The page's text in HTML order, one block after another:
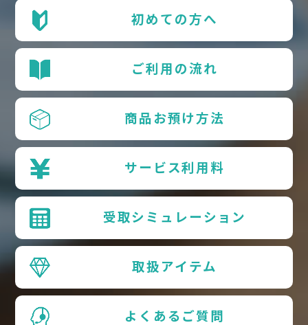
初めての方へ
ご利用の流れ
商品お預け方法
サービス利用料
受取シミュレーション
取扱アイテム
よくあるご質問